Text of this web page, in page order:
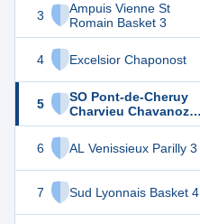
3
Ampuis Vienne St
Romain Basket 3
4 Excelsior Chaponost
5
SO Pont-de-Cheruy
Charvieu Chavanoz
Basket 3
6
AL Venissieux Parilly 3
7 Sud Lyonnais Basket 4
23
23
22
17 14
16 14